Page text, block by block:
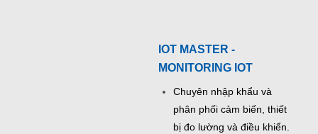
IOT MASTER -
MONITORING IOT
Chuyên nhập khẩu và
phân phối cảm biến, thiết
bị đo lường và điều khiển.